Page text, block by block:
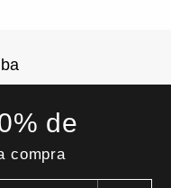
de
compra